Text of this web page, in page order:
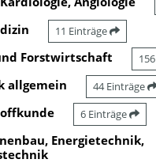
11 Einträge
Forstwirtschaft
allgemein 44 Einträge
6 Einträge
Energietechnik,